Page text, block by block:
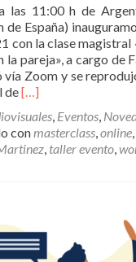
las 11:00 h de
España)
con la clase magistral
la pareja», a cargo de
Zoom y se
deLeer
MasterClass
2021:
«Cómo
la
pareja»
[…]
, Eventos,
conmasterclass,online,
, taller evento,